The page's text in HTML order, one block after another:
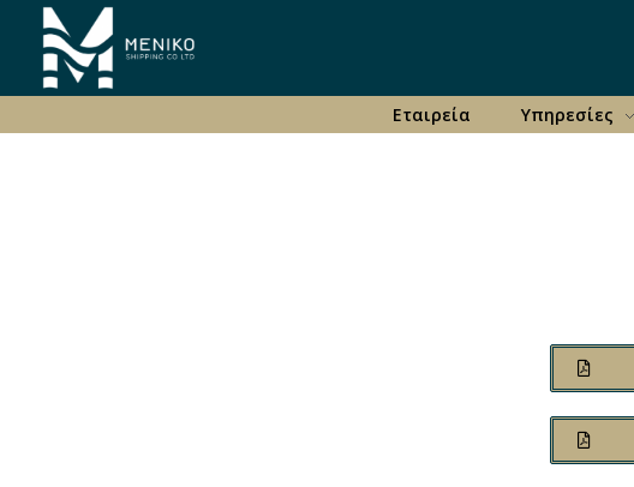
Meniko Shipping Co Ltd
Shipping, Maritime & Freight Forwarding company
Εταιρεία Υπηρεσίες